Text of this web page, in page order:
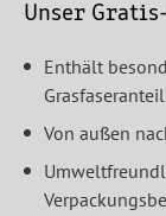
Unser
Enthält
Grasfaseranteil
Von außen